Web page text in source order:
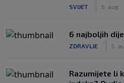
SVIJET 6. aug.
6 najboljih
ZDRAVLJE 5.
Razumijete li